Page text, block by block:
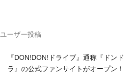
ユーザー投稿
『DON!DON!ドライブ』通称『ドンド
ラ』の公式ファンサイトがオープン！